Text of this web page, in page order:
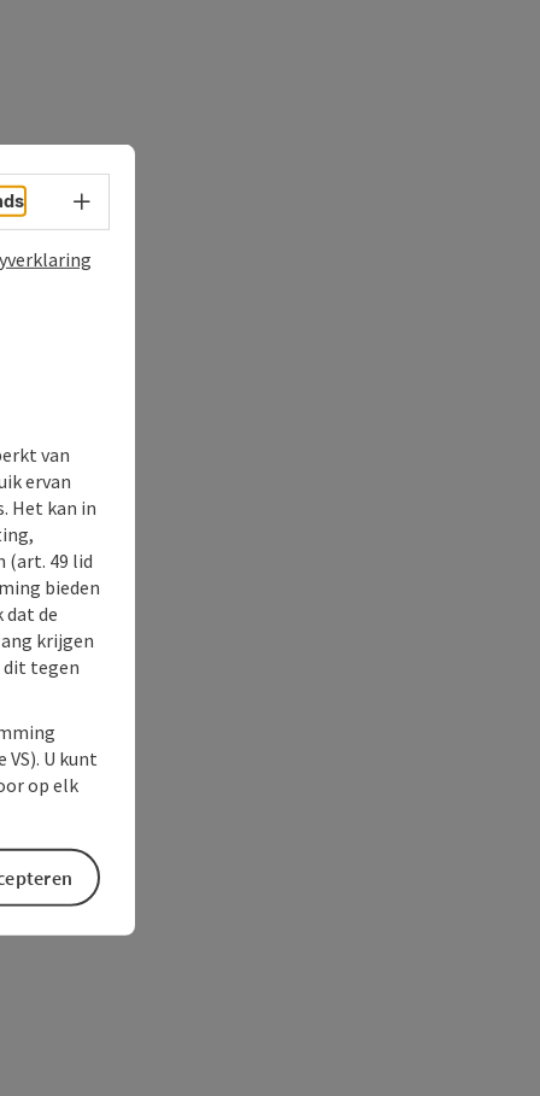
Taalkeuze - menu openen
van
ervan
Het kan in
(art. 49 lid
bieden
dat de
krijgen
dit tegen
U kunt
op elk